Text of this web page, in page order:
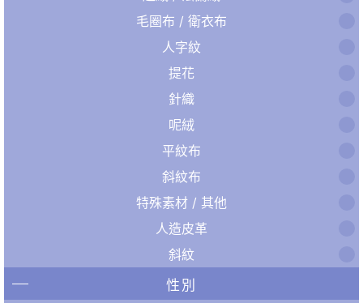
毛圈布 / 衛衣布
人字紋
提花
針織
呢絨
平紋布
斜紋布
特殊素材 / 其他
人造皮革
斜紋
性別